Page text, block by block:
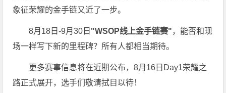
象征荣耀的金手链又近了一步。
8月18日-9月30日 "WSOP线上金手链赛"，能否和现
场一样写下新的里程碑？所有人都相当期待。
更多赛事信息将在近期公布，8月16日Day1荣耀之
路正式展开，选手们敬请拭目以待！